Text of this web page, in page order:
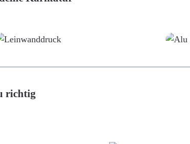
richtig